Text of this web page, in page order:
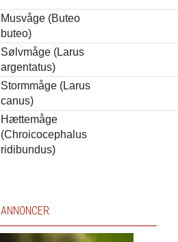
Musvåge (Buteo
buteo)
Sølvmåge (Larus
argentatus)
Stormmåge (Larus
canus)
Hættemåge
(Chroicocephalus
ridibundus)
ANNONCER